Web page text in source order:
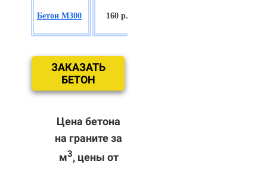
Бетон М300 160 р.
ЗАКАЗАТЬ
БЕТОН
Цена бетона
на граните за
м3, цены от